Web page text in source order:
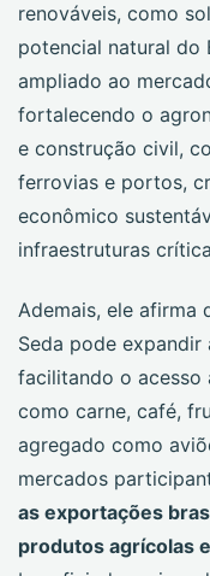
renováveis, como
potencial natural do
ampliado ao
fortalecendo o
e construção civil,
ferrovias e portos,
econômico
infraestruturas
Ademais, ele afirma
Seda pode
facilitando o acesso
como carne, café,
agregado como
mercados
as exportações
produtos agrícolas